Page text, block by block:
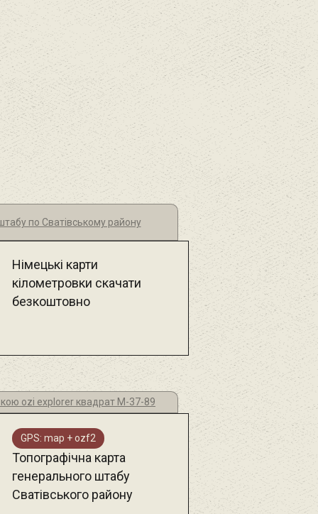
по Сватівському району
Німецькі карти
кілометровки скачати
безкоштовно
ozi explorer квадрат М-37-89
GPS: map + ozf2
Топографічна карта
генерального штабу
Сватівського району